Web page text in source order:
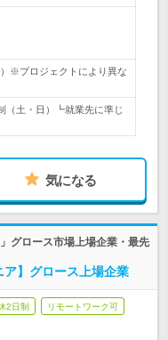
※プロジェクトにより異な
（土・日）┗就業先に準じ
気になる
グロース市場上場企業・最先
ア】グロース上場企業
2日制 リモートワーク可